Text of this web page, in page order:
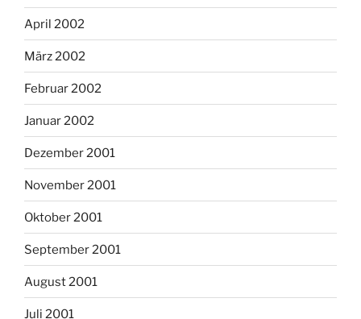
April 2002
März 2002
Februar 2002
Januar 2002
Dezember 2001
November 2001
Oktober 2001
September 2001
August 2001
Juli 2001